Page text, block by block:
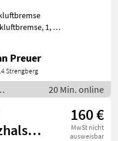
1, 94
Preuer
Strengberg
20 Min. online
160 €
MwSt nicht
ausweisbar